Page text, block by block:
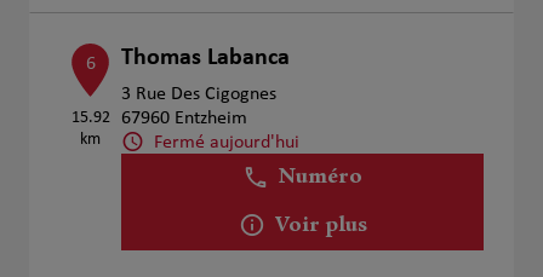
6
15.92
km
Thomas Labanca
3 Rue Des Cigognes
67960 Entzheim
Fermé aujourd'hui
Numéro
Voir plus